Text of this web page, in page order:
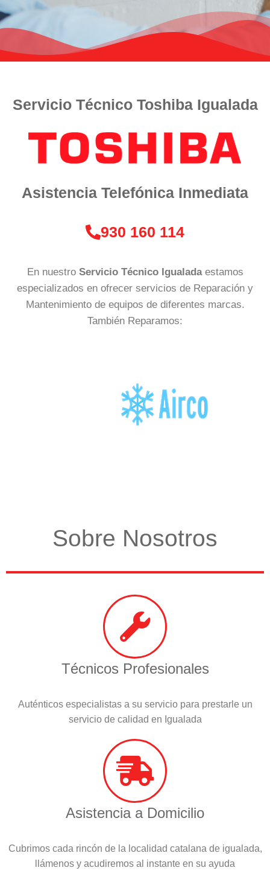
Servicio Técnico Toshiba Igualada
Asistencia Telefónica Inmediata
930 160 114
En nuestro Servicio Técnico Igualada estamos
especializados en ofrecer servicios de Reparación y
Mantenimiento de equipos de diferentes marcas.
También Reparamos:
Sobre Nosotros
Técnicos Profesionales
Auténticos especialistas a su servicio para prestarle un
servicio de calidad en Igualada
Asistencia a Domicilio
Cubrimos cada rincón de la localidad catalana de igualada,
llámenos y acudiremos al instante en su ayuda